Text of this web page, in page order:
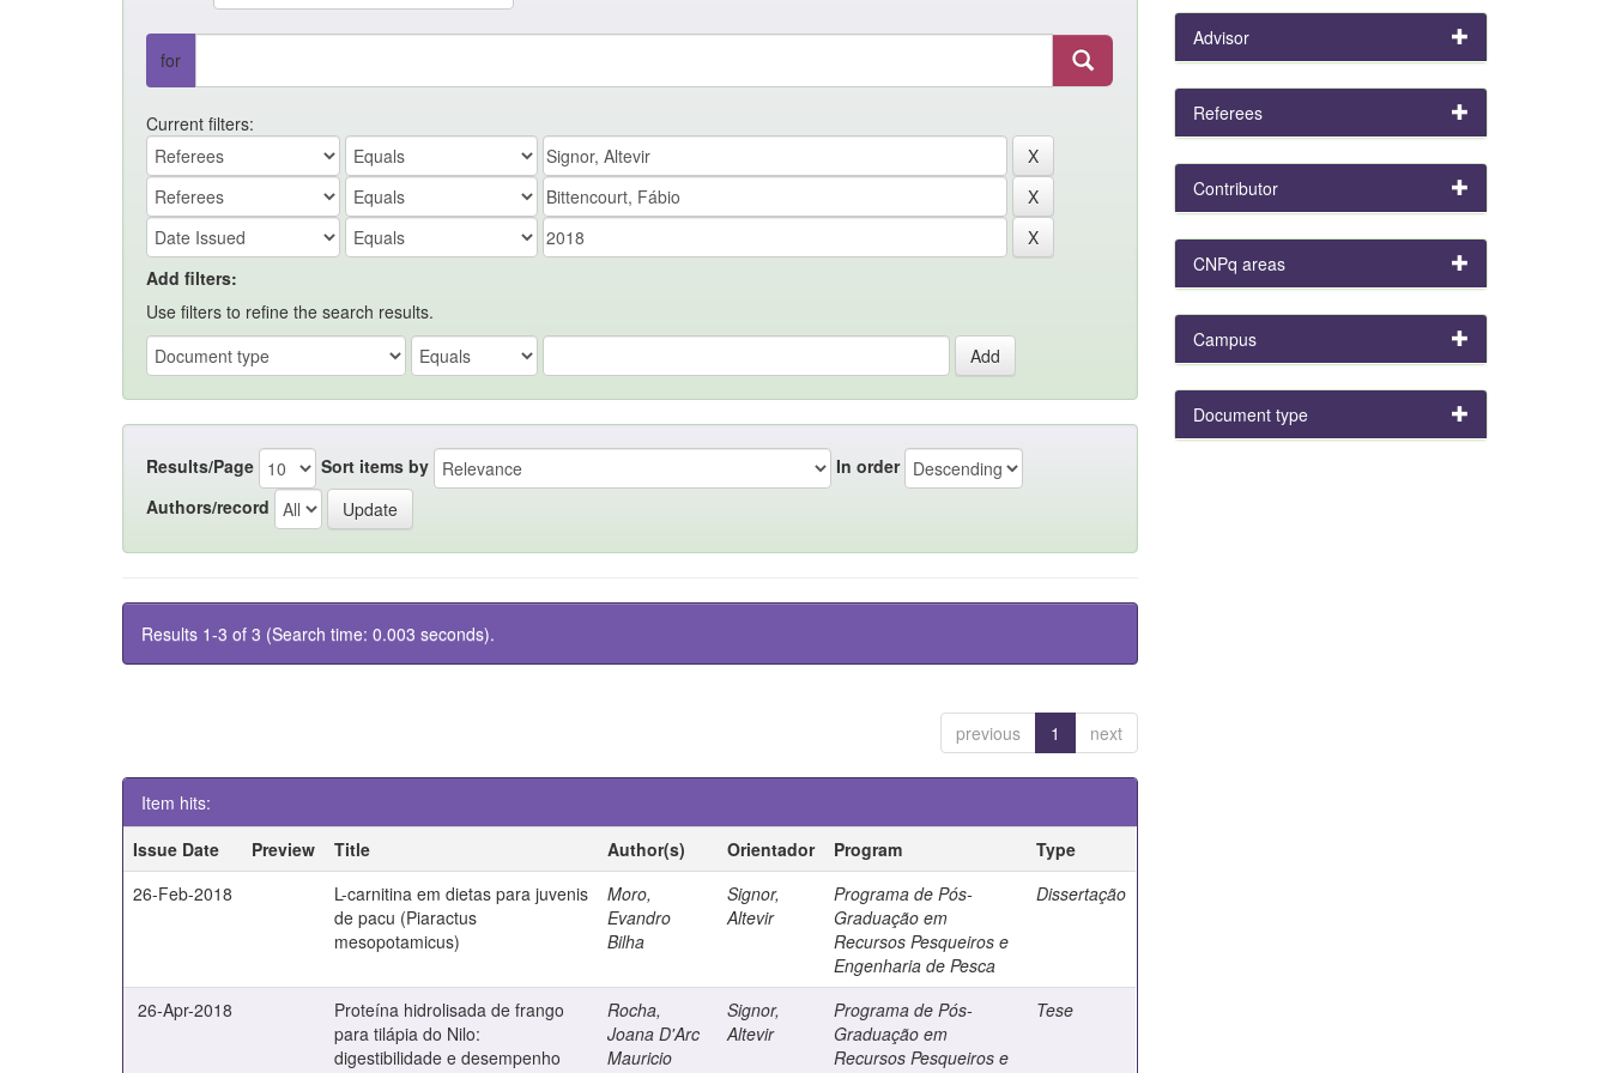
for
Current filters:
Add filters:
Use filters to refine the search results.
Results/Page Sort items by
In order
Authors/record
Results 1-3 of 3 (Search time: 0.003 seconds).
previous 1 next
Item hits:
Issue Date
Preview Title Author(s) Orientador Program
Type
26-Feb-2018
L-carnitina em dietas para juvenis
de pacu (Piaractus
mesopotamicus)
Moro,
Evandro
Bilha
Signor,
Altevir
Programa de Pós-
Graduação em
Recursos Pesqueiros e
Engenharia de Pesca
Dissertação
26-Apr-2018
Proteína hidrolisada de frango
para tilápia do Nilo:
digestibilidade e desempenho
Rocha,
Joana D'Arc
Mauricio
Signor,
Altevir
Programa de Pós-
Graduação em
Recursos Pesqueiros e
Tese
Advisor
Referees
Contributor
CNPq areas
Campus
Document type